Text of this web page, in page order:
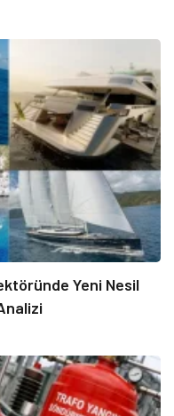
Yeni Nesil